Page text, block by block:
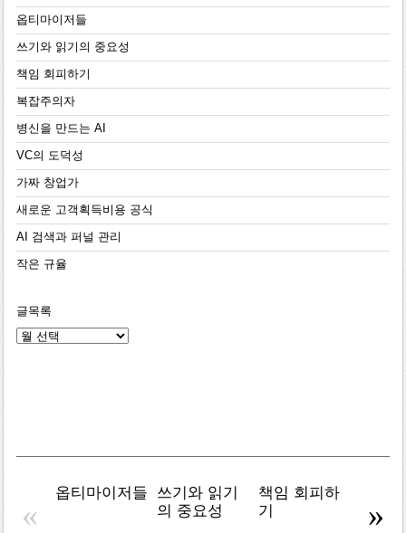
옵티마이저들
쓰기와 읽기의 중요성
책임 회피하기
복잡주의자
병신을 만드는 AI
VC의 도덕성
가짜 창업가
새로운 고객획득비용 공식
AI 검색과 퍼널 관리
작은 규율
글목록
글
옵티마이저들
쓰기와 읽기
의 중요성
책임 회피하
기
« »